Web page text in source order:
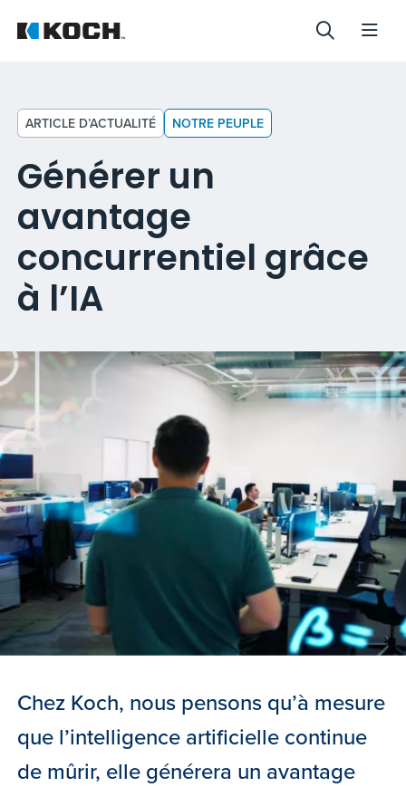
ARTICLE D’ACTUALITÉ NOTRE PEUPLE
Générer un
avantage
concurrentiel grâce
à l’IA
Chez Koch, nous pensons qu’à mesure
que l’intelligence artificielle continue
de mûrir, elle générera un avantage